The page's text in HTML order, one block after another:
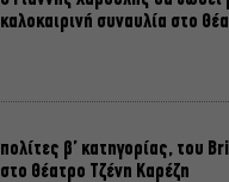
καλοκαιρινή συναυλία στο
πολίτες β’ κατηγορίας, του
στο Θέατρο Τζένη Καρέζη